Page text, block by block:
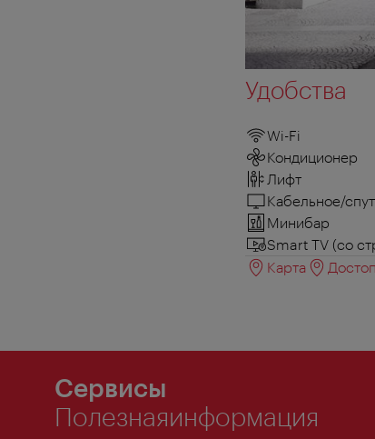
Удобства
Wi-Fi
Кондиционер
Лифт
Кабельное/
Минибар
Smart TV (со
Карта
Сервисы
Полезнаяинформация